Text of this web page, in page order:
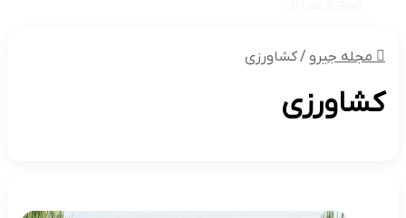
مجله جیرو /کشاورزی
کشاورزی